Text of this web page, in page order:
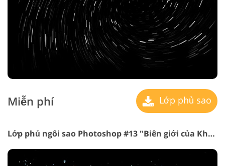
Miễn phí Lớp phủ sao
Lớp phủ ngôi sao Photoshop #13 "Biên giới của Không xác định"